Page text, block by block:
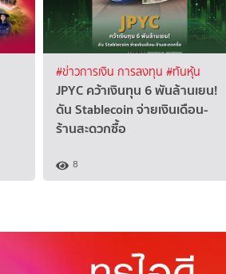
#ข่าวการเงิน การลงทุน #ทันหุ้น
JPYC คว้าเงินทุน 6 พันล้านเยน!
ดัน Stablecoin จ่ายเงินเดือน-
ร้านสะดวกซื้อ
8